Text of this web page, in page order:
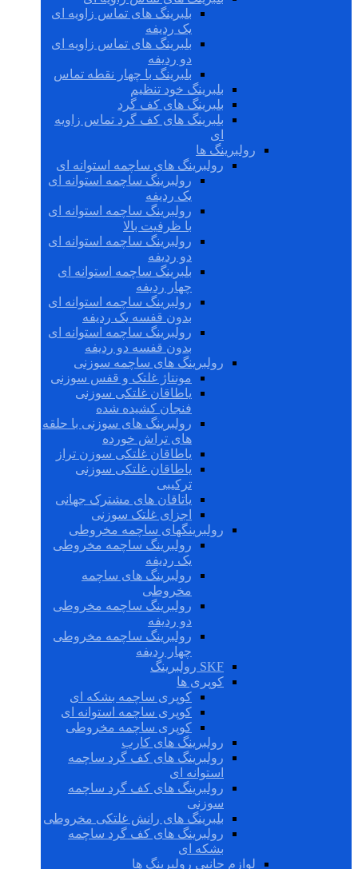
بلبرینگ های تماس زاویه ای
یک ردیفه
بلبرینگ های تماس زاویه ای
دو ردیفه
بلبرینگ با چهار نقطه تماس
بلبرینگ خود تنظیم
بلبرینگ های کف گرد
بلبرینگ های کف گرد تماس زاویه
ای
رولبرینگ ها
رولبرینگ های ساچمه استوانه ای
رولبرینگ ساچمه استوانه ای
یک ردیفه
رولبرینگ ساچمه استوانه ای
با ظرفیت بالا
رولبرینگ ساچمه استوانه ای
دو ردیفه
بلبرینگ ساچمه استوانه ای
چهار ردیفه
رولبرینگ ساچمه استوانه ای
بدون قفسه یک ردیفه
رولبرینگ ساچمه استوانه ای
بدون قفسه دو ردیفه
رولبرینگ های ساچمه سوزنی
مونتاژ غلتک و قفس سوزنی
یاطاقان غلتکی سوزنی
فنجان کشیده شده
رولبرینگ های سوزنی با حلقه
های تراش خورده
یاطاقان غلتکی سوزن تراز
یاطاقان غلتکی سوزنی
ترکیبی
یاتاقان های مشترک جهانی
اجزای غلتک سوزنی
رولبرینگهای ساچمه مخروطی
رولبرینگ ساچمه مخروطی
یک ردیفه
رولبرینگ های ساچمه
مخروطی
رولبرینگ ساچمه مخروطی
دو ردیفه
رولبرینگ ساچمه مخروطی
چهار ردیفه
SKF رولبرینگ
کوپری ها
کوپری ساچمه بشکه ای
کوپری ساچمه استوانه ای
کوپری ساچمه مخروطی
رولبرینگ های کارب
رولبرینگ های کف گرد ساچمه
استوانه ای
رولبرینگ های کف گرد ساچمه
سوزنی
بلبرینگ های رانش غلتکی مخروطی
رولبرینگ های کف گرد ساچمه
بشکه ای
لوازم جانبی رولبرینگ ها